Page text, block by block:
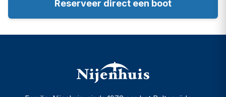
Reserveer direct een boot